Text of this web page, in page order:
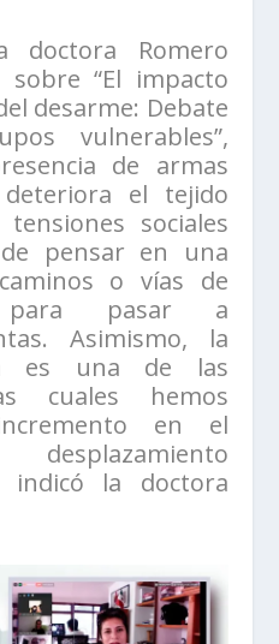
Romero
“El impacto
desarme: Debate
vulnerables”,
de armas
el tejido
sociales
pensar en una
o vías de
para pasar a
Asimismo, la
es una de las
cuales hemos
en el
indicó la doctora